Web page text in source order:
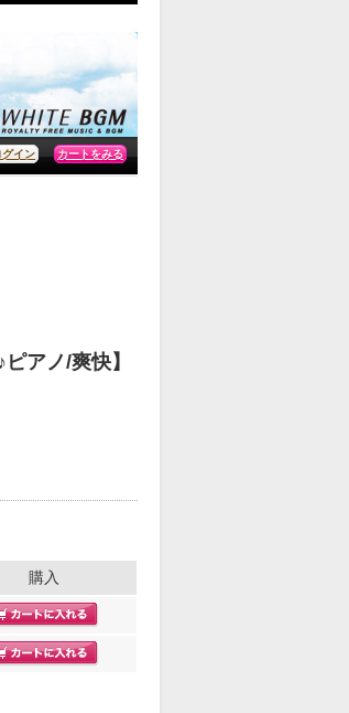
グイン カートをみる
アノ/爽快】
購入